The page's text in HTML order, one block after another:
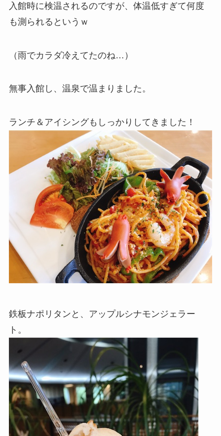
入館時に検温されるのですが、体温低すぎて何度
も測られるというｗ
（雨でカラダ冷えてたのね…）
無事入館し、温泉で温まりました。
ランチ＆アイシングもしっかりしてきました！
鉄板ナポリタンと、アップルシナモンジェラー
ト。